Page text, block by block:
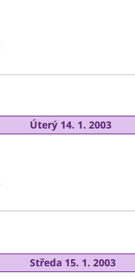
Úterý 14. 1. 2003
Středa 15. 1. 2003